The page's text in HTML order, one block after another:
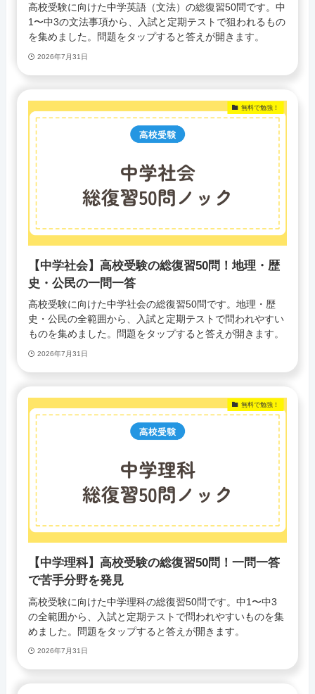
高校受験に向けた中学英語（文法）の総復習50問です。中
1〜中3の文法事項から、入試と定期テストで狙われるもの
を集めました。問題をタップすると答えが開きます。
2026年7月31日
無料で勉強！
【中学社会】高校受験の総復習50問！地理・歴
史・公民の一問一答
高校受験に向けた中学社会の総復習50問です。地理・歴
史・公民の全範囲から、入試と定期テストで問われやすい
ものを集めました。問題をタップすると答えが開きます。
2026年7月31日
無料で勉強！
【中学理科】高校受験の総復習50問！一問一答
で苦手分野を発見
高校受験に向けた中学理科の総復習50問です。中1〜中3
の全範囲から、入試と定期テストで問われやすいものを集
めました。問題をタップすると答えが開きます。
2026年7月31日